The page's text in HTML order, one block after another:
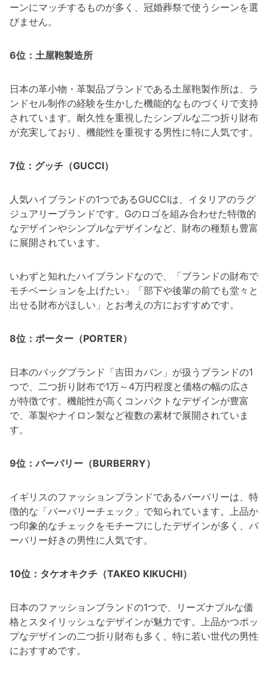
ーンにマッチするものが多く、冠婚葬祭で使うシーンを選
びません。
6位：土屋鞄製造所
日本の革小物・革製品ブランドである土屋鞄製作所は、ラ
ンドセル制作の経験を生かした機能的なものづくりで支持
されています。耐久性を重視したシンプルな二つ折り財布
が充実しており、機能性を重視する男性に特に人気です。
7位：グッチ（GUCCI）
人気ハイブランドの1つであるGUCCIは、イタリアのラグ
ジュアリーブランドです。Gのロゴを組み合わせた特徴的
なデザインやシンプルなデザインなど、財布の種類も豊富
に展開されています。
いわずと知れたハイブランドなので、「ブランドの財布で
モチベーションを上げたい」「部下や後輩の前でも堂々と
出せる財布がほしい」とお考えの方におすすめです。
8位：ポーター（PORTER）
日本のバッグブランド「吉田カバン」が扱うブランドの1
つで、二つ折り財布で1万～4万円程度と価格の幅の広さ
が特徴です。機能性が高くコンパクトなデザインが豊富
で、革製やナイロン製など複数の素材で展開されていま
す。
9位：バーバリー（BURBERRY）
イギリスのファッションブランドであるバーバリーは、特
徴的な「バーバリーチェック」で知られています。上品か
つ印象的なチェックをモチーフにしたデザインが多く、バ
ーバリー好きの男性に人気です。
10位：タケオキクチ（TAKEO KIKUCHI）
日本のファッションブランドの1つで、リーズナブルな価
格とスタイリッシュなデザインが魅力です。上品かつポッ
プなデザインの二つ折り財布も多く、特に若い世代の男性
におすすめです。